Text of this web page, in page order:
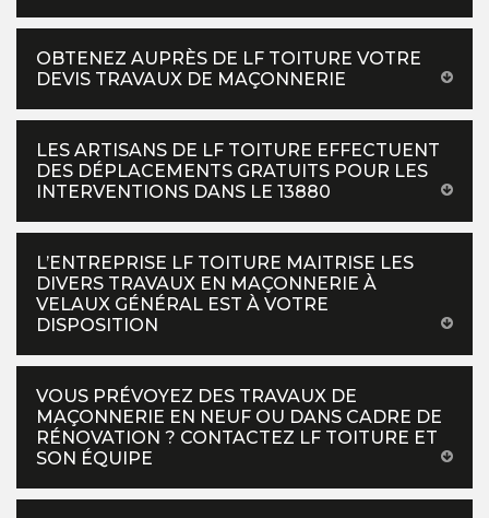
OBTENEZ AUPRÈS DE LF TOITURE VOTRE
DEVIS TRAVAUX DE MAÇONNERIE
LES ARTISANS DE LF TOITURE EFFECTUENT
DES DÉPLACEMENTS GRATUITS POUR LES
INTERVENTIONS DANS LE 13880
L’ENTREPRISE LF TOITURE MAITRISE LES
DIVERS TRAVAUX EN MAÇONNERIE À
VELAUX GÉNÉRAL EST À VOTRE
DISPOSITION
VOUS PRÉVOYEZ DES TRAVAUX DE
MAÇONNERIE EN NEUF OU DANS CADRE DE
RÉNOVATION ? CONTACTEZ LF TOITURE ET
SON ÉQUIPE